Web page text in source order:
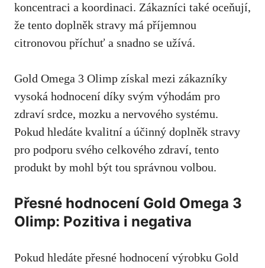
koncentraci a koordinaci. Zákazníci také oceňují,
že tento doplněk stravy má příjemnou
citronovou příchuť a snadno se užívá.
Gold Omega 3 Olimp získal mezi zákazníky
vysoká hodnocení díky svým výhodám pro
zdraví srdce, mozku a nervového systému.
Pokud hledáte kvalitní a účinný doplněk stravy
pro podporu svého celkového zdraví, tento
produkt by mohl být tou správnou volbou.
Přesné hodnocení Gold Omega 3
Olimp: Pozitiva i negativa
Pokud hledáte přesné hodnocení výrobku Gold